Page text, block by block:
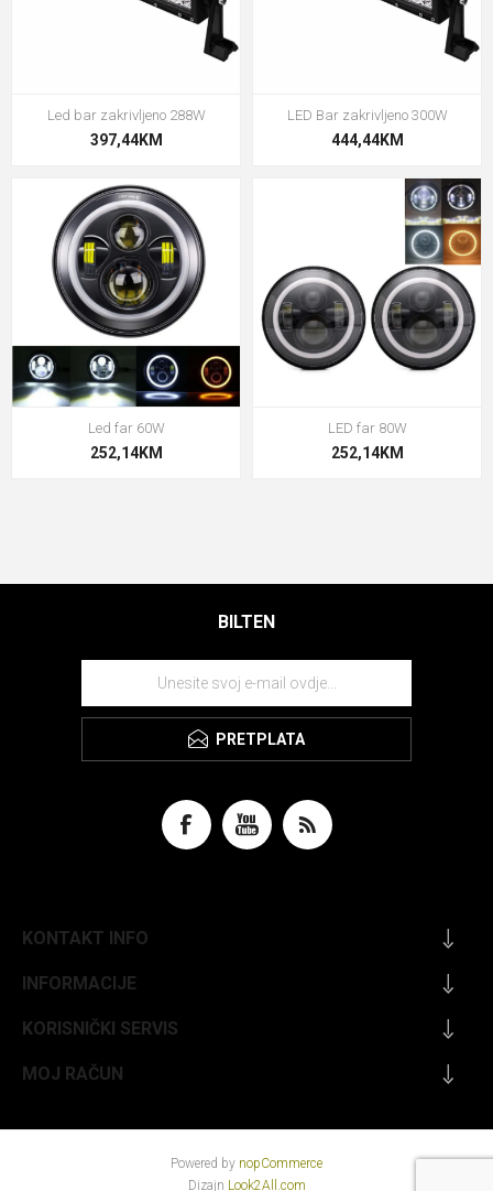
Led bar zakrivljeno 288W
397,44KM
LED Bar zakrivljeno 300W
444,44KM
Led far 60W
252,14KM
LED far 80W
252,14KM
BILTEN
PRETPLATA
KONTAKT INFO
INFORMACIJE
KORISNIČKI SERVIS
MOJ RAČUN
Powered by nopCommerce
Dizajn Look2All.com